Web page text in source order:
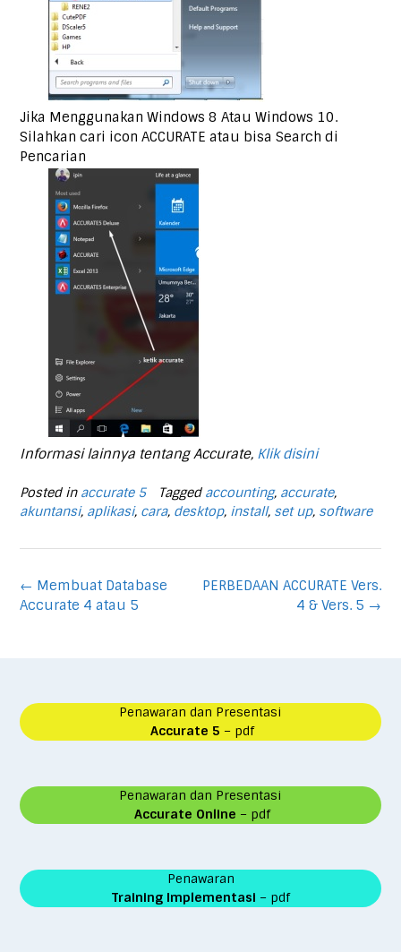
Jika Menggunakan Windows 8 Atau Windows 10.
Silahkan cari icon ACCURATE atau bisa Search di
Pencarian
Informasi lainnya tentang Accurate, Klik disini
Posted in accurate 5 Tagged accounting, accurate,
akuntansi, aplikasi, cara, desktop, install, set up, software
Post
navigation
PERBEDAAN ACCURATE Vers.
4 & Vers. 5 →
← Membuat Database
Accurate 4 atau 5
Penawaran dan Presentasi
Accurate 5 – pdf
Penawaran dan Presentasi
Accurate Online – pdf
Penawaran
Training Implementasi – pdf